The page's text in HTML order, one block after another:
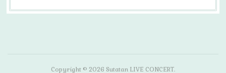
Copyright © 2026 Sutatan LIVE CONCERT.